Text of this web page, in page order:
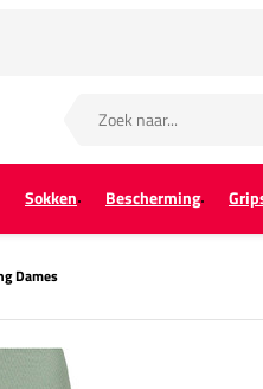
Sokken Bescherming
Dames